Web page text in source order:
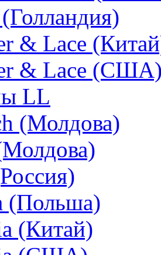
& Lace
& Lace
LL
(Молдова)
(Польша)
(Китай)